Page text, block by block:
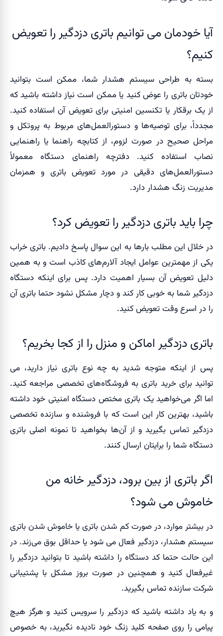
آیا خودمان می توانیم باتری دزدگیر را تعویض
کنیم؟
بسته به طراحی سیستم هشدار شما، ممکن است بتوانید
خودتان باتری را عوض کنید یا ممکن است نیاز داشته باشید که
از یک برقکار یا تکنسین امنیتی برای تعویض آن استفاده کنید.
مجدداً، برای توصیه‌ها و دستورالعمل‌های مربوط به پروتکل و
مراحل صحیح در صورت لزوم، از کتابچه راهنما یا راهنمایی
نصاب استفاده کنید. دفترچه راهنمای دستگاه معمولاً
دستورالعمل‎‌های دقیقی در مورد تعویض باتری و همزمان
مدیریت زنگ هشدار دارد.
چرا باید باتری دزدگیر را تعویض کرد؟
در خلال این مطلب بارها به این سوال پاسخ دادیم. باتری خراب
یکی از مهمترین عوامل ایجاد آلارم‌های کاذب است و به همین
دلیل تعویض آن بسیار اهمیت دارد. پس برای اینکه دستگاه
دزدگیر شما به خوبی کار کند و دچار مشکل نشود حتما باتری آن
را در اسرع وقت تعویض کنید.
باتری دزدگیر اماکن و منزل را از کجا بخریم؟
پس از اینکه متوجه شدید به چه نوع باتری نیاز دارید، می
توانید برای خرید باتری به فروشگاه‌های تخصصی مراجعه کنید.
اما اگر می‌خواهید یک باتری مختص دستگاه امنیتی خود داشته
باشید، بهترین کار این است که با فروشنده و سازنده تخصصی
دزدگیر تماس بگیرید و از آن‌ها بخواهید تا نمونه اصلی باتری
دستگاه شما را برایتان ارسال کنند.
اگر باتری از بین برود، دزدگیر خانه من
خاموش می شود؟
در بیشتر موارد، در صورت کم شدن باتری یا خاموش شدن باتری
سیستم هشدار، دزدگیر فعال می شود یا حداقل بوق می‌زند. در
این حالت حتما کد دستگاه را داشته باشید تا بتوانید دزدگیر را
غیرفعال کنید و همچنین در صورت بروز مشکل با پشتیبانی
شرکت سازنده تماس بگیرید.
و به یاد داشته باشید که دزدگیر را سرویس کنید و هرگز هیچ
پیامی را روی صفحه کلید زنگ خود نادیده نگیرید، به خصوص